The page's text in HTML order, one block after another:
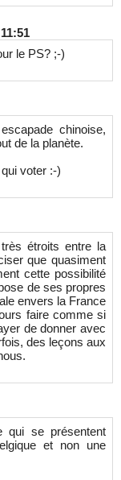
le PS? ;-)
chinoise,
de la planète.
voter :-)
étroits entre la
que quasiment
cette possibilité
de ses propres
envers la France
faire comme si
de donner avec
des leçons aux
se présentent
et non une